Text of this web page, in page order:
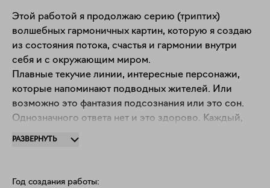
Этой работой я продолжаю серию (триптих)
волшебных гармоничных картин, которую я создаю
из состояния потока, счастья и гармонии внутри
себя и с окружающим миром.
Плавные текучие линии, интересные персонажи,
которые напоминают подводных жителей. Или
возможно это фантазия подсознания или это сон.
Однозначного ответа нет и это здорово. Каждый,
РАЗВЕРНУТЬ
Год создания работы: